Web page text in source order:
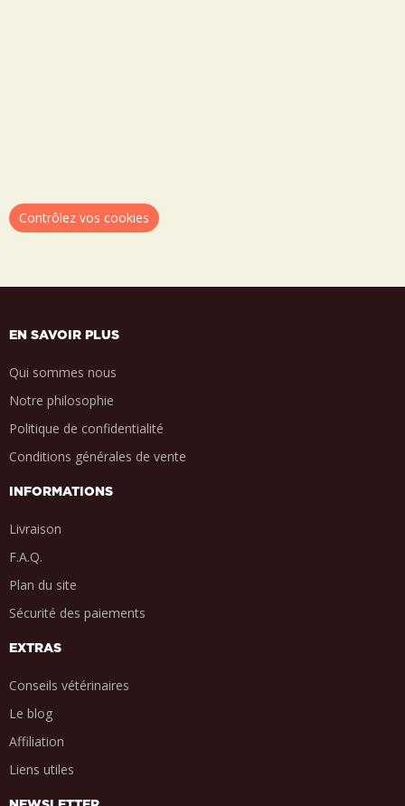
Contrôlez vos cookies
EN SAVOIR PLUS
Qui sommes nous
Notre philosophie
Politique de confidentialité
Conditions générales de vente
INFORMATIONS
Livraison
F.A.Q.
Plan du site
Sécurité des paiements
EXTRAS
Conseils vétérinaires
Le blog
Affiliation
Liens utiles